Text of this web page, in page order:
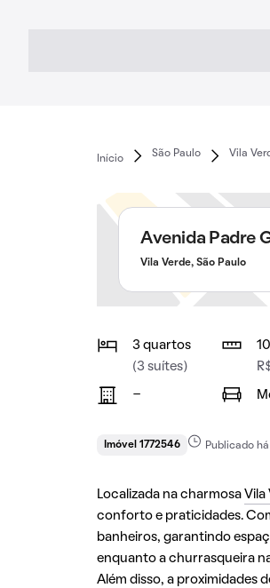
Início
São Paulo Vila
Avenida Padre
Vila Verde, São Paulo
3 quartos
(3 suítes)
-
Imóvel 1772546 Publicado
Localizada na charmosa Vila
conforto e praticidades.
banheiros, garantindo
enquanto a churrasqueira
Além disso, a proximidades